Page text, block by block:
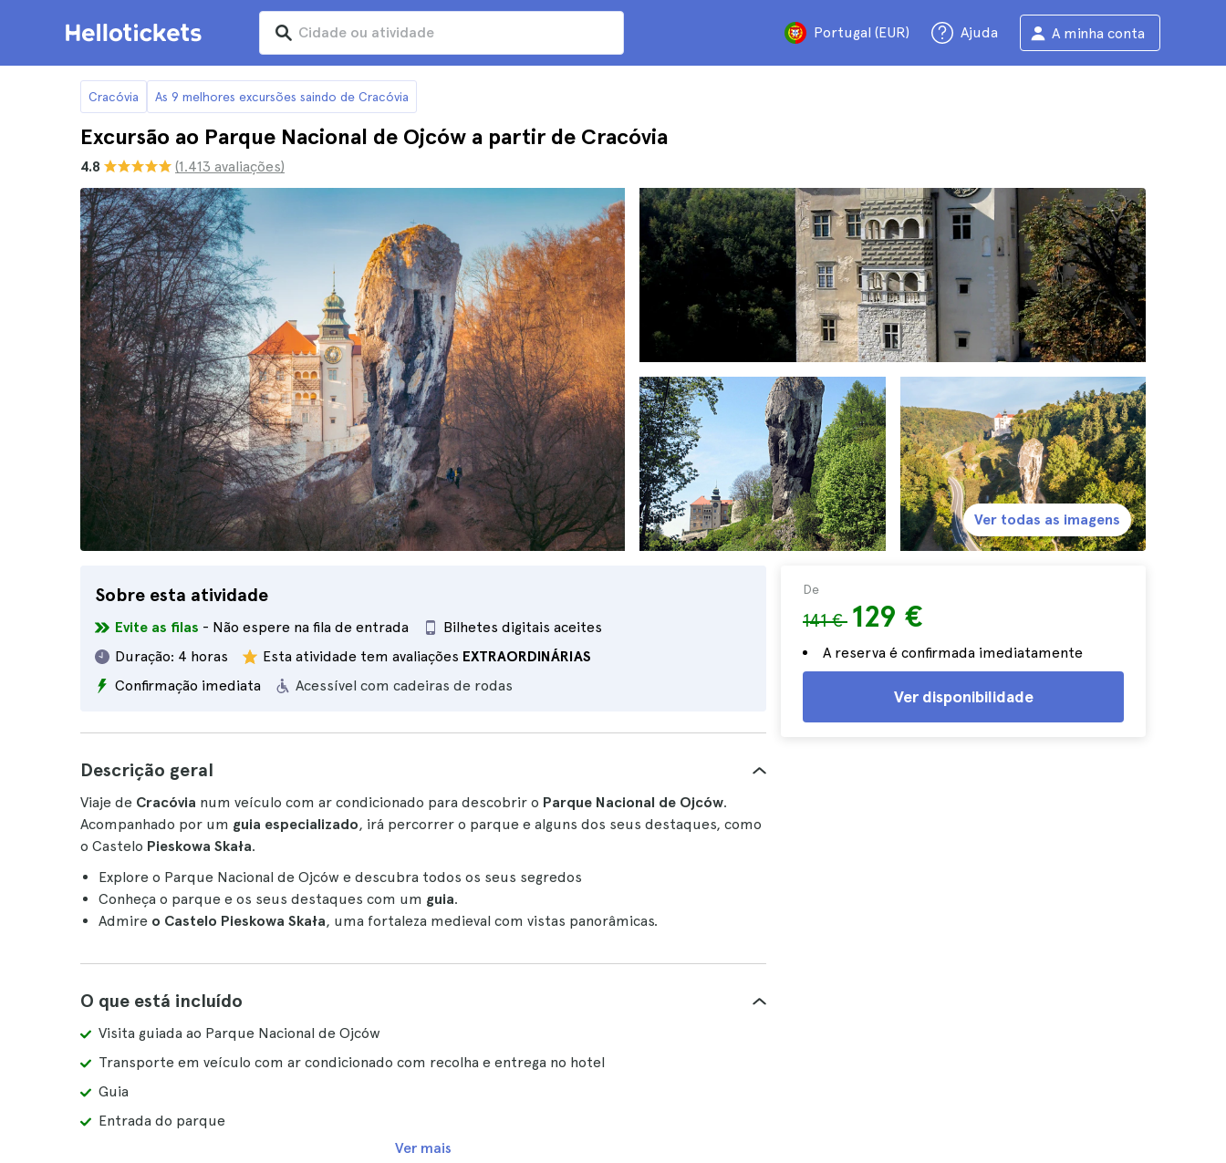
Portugal (EUR) Ajuda A minha conta
Cracóvia As 9 melhores excursões saindo de Cracóvia
Excursão ao Parque Nacional de Ojców a partir de Cracóvia
4.8 (1.413 avaliações)
Sobre esta atividade
Evite as filas - Não espere na fila de entrada Bilhetes digitais aceites
Acessível com cadeiras de rodas
Duração: 4 horas Esta atividade tem avaliações EXTRAORDINÁRIAS
Confirmação imediata
De
141 € 129 €
A reserva é confirmada imediatamente
Ver disponibilidade
Ver todas as imagens
Descrição geral
Viaje de Cracóvia num veículo com ar condicionado para descobrir o Parque Nacional de Ojców.
Acompanhado por um guia especializado, irá percorrer o parque e alguns dos seus destaques, como
o Castelo Pieskowa Skała.
Explore o Parque Nacional de Ojców e descubra todos os seus segredos
Conheça o parque e os seus destaques com um guia.
Admire o Castelo Pieskowa Skała, uma fortaleza medieval com vistas panorâmicas.
O que está incluído
Visita guiada ao Parque Nacional de Ojców
Transporte em veículo com ar condicionado com recolha e entrega no hotel
Guia
Entrada do parque
Ver mais